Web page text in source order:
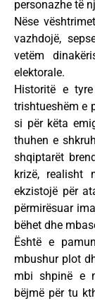
personazhe të
Nëse
vazhdojë,
vetëm
elektorale.
Historitë e
trishtueshëm e
si për këta
thuhen e
shqiptarët
krizë, realisht
ekzistojë për
përmirësuar
bëhet dhe
Është e
mbushur plot
mbi shpinë e
bëjmë për tu